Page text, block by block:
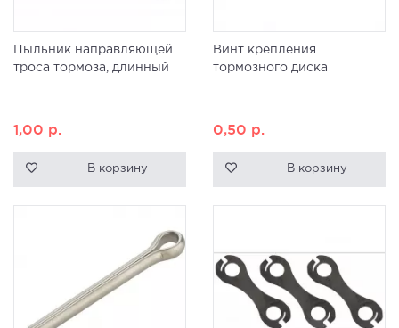
Пыльник направляющей
троса тормоза, длинный
1,00 р.
В корзину
Винт крепления
тормозного диска
0,50 р.
В корзину